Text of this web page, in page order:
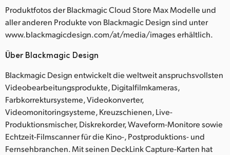
Produktfotos der Blackmagic Cloud Store Max Modelle und
aller anderen Produkte von Blackmagic Design sind unter
www.blackmagicdesign.com/at/media/images erhältlich.
Über Blackmagic Design
Blackmagic Design entwickelt die weltweit anspruchsvollsten
Videobearbeitungsprodukte, Digitalfilmkameras,
Farbkorrektursysteme, Videokonverter,
Videomonitoringsysteme, Kreuzschienen, Live-
Produktionsmischer, Diskrekorder, Waveform-Monitore sowie
Echtzeit-Filmscanner für die Kino-, Postproduktions- und
Fernsehbranchen. Mit seinen DeckLink Capture-Karten hat